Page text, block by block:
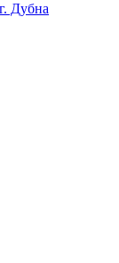
Дубна